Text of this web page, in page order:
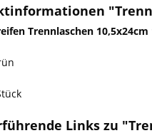
Trennlaschen
Links zu